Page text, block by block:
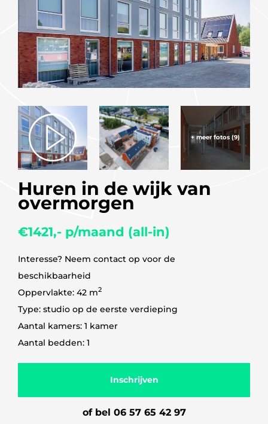
+ meer fotos (9)
Huren in de wijk van
overmorgen
€1421,- p/maand (all-in)
Interesse? Neem contact op voor de
beschikbaarheid
Oppervlakte: 42 m2
Type: studio op de eerste verdieping
Aantal kamers: 1 kamer
Aantal bedden: 1
Inschrijven
of bel 06 57 65 42 97